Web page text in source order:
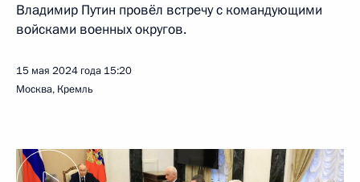
Владимир Путин провёл встречу с командующими
войсками военных округов.
15 мая 2024 года 15:20
Москва, Кремль